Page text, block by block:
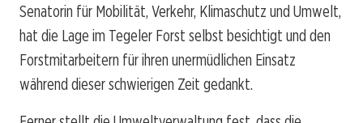
Senatorin für Mobilität, Verkehr, Klimaschutz und Umwelt,
hat die Lage im Tegeler Forst selbst besichtigt und den
Forstmitarbeitern für ihren unermüdlichen Einsatz
während dieser schwierigen Zeit gedankt.